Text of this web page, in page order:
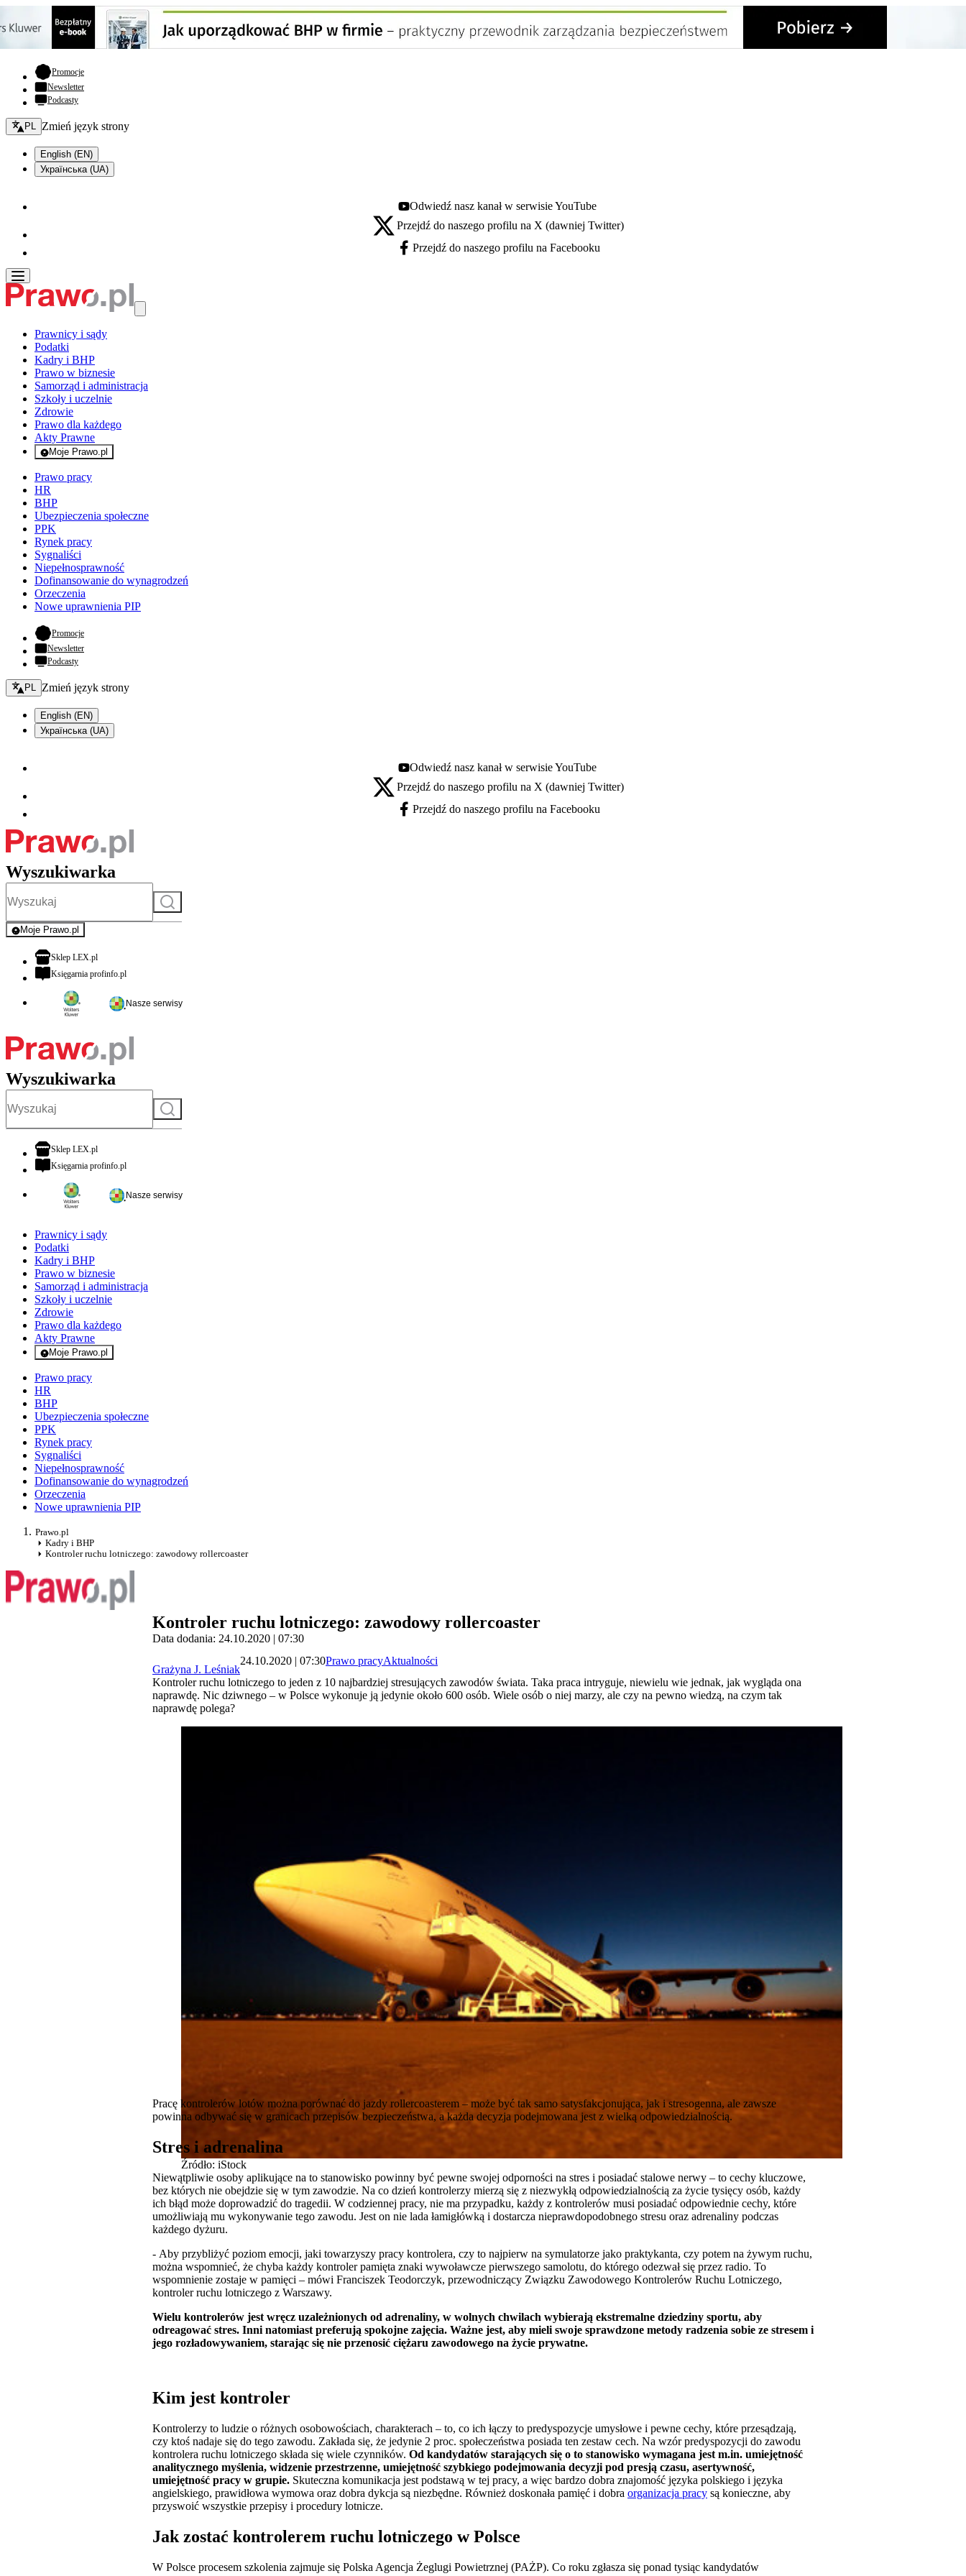
Promocje- otwiera się w nowej karcie
Newsletter
Podcasty
Zmień język - bieżący:
PL Zmień język strony
English (EN)
Українська (UA)
Youtube - otwiera się w nowej karcie
Odwiedź nasz kanał w serwisie YouTube
X - otwiera się w nowej karcie
Przejdź do naszego profilu na X (dawniej Twitter)
Facebook - otwiera się w nowej karcie
Przejdź do naszego profilu na Facebooku
Prawnicy i sądy
Podatki
Kadry i BHP
Prawo w biznesie
Samorząd i administracja
Szkoły i uczelnie
Zdrowie
Prawo dla każdego
Akty Prawne
Moje Prawo.pl
- rejestracja i logowanie do serwisu
Prawo pracy
HR
BHP
Ubezpieczenia społeczne
PPK
Rynek pracy
Sygnaliści
Niepełnosprawność
Dofinansowanie do wynagrodzeń
Orzeczenia
Nowe uprawnienia PIP
Promocje- otwiera się w nowej karcie
Newsletter
Podcasty
Zmień język - bieżący:
PL Zmień język strony
English (EN)
Українська (UA)
Youtube - otwiera się w nowej karcie
Odwiedź nasz kanał w serwisie YouTube
X - otwiera się w nowej karcie
Przejdź do naszego profilu na X (dawniej Twitter)
Facebook - otwiera się w nowej karcie
Przejdź do naszego profilu na Facebooku
Wyszukiwarka
Szukaj
Moje Prawo.pl
- rejestracja i logowanie do serwisu
Sklep LEX.plotwiera się w nowej karcie
Księgarnia profinfo.plotwiera się w nowej karcie
Nasze serwisy
Wyszukiwarka
Szukaj
Sklep LEX.plotwiera się w nowej karcie
Księgarnia profinfo.plotwiera się w nowej karcie
Nasze serwisy
Prawnicy i sądy
Podatki
Kadry i BHP
Prawo w biznesie
Samorząd i administracja
Szkoły i uczelnie
Zdrowie
Prawo dla każdego
Akty Prawne
Moje Prawo.pl
- rejestracja i logowanie do serwisu
Prawo pracy
HR
BHP
Ubezpieczenia społeczne
PPK
Rynek pracy
Sygnaliści
Niepełnosprawność
Dofinansowanie do wynagrodzeń
Orzeczenia
Nowe uprawnienia PIP
Prawo.pl
Kadry i BHP
Kontroler ruchu lotniczego: zawodowy rollercoaster
Kontroler ruchu lotniczego: zawodowy rollercoaster
Data dodania: 24.10.2020 | 07:30
Grażyna J. Leśniak
24.10.2020 | 07:30Prawo pracyAktualności
Kontroler ruchu lotniczego to jeden z 10 najbardziej stresujących zawodów świata. Taka praca intryguje, niewielu wie jednak, jak wygląda ona
naprawdę. Nic dziwnego – w Polsce wykonuje ją jedynie około 600 osób. Wiele osób o niej marzy, ale czy na pewno wiedzą, na czym tak
naprawdę polega?
Źródło: iStock
Pracę kontrolerów lotów można porównać do jazdy rollercoasterem – może być tak samo satysfakcjonująca, jak i stresogenna, ale zawsze
powinna odbywać się w granicach przepisów bezpieczeństwa, a każda decyzja podejmowana jest z wielką odpowiedzialnością.
Stres i adrenalina
Niewątpliwie osoby aplikujące na to stanowisko powinny być pewne swojej odporności na stres i posiadać stalowe nerwy – to cechy kluczowe,
bez których nie obejdzie się w tym zawodzie. Na co dzień kontrolerzy mierzą się z niezwykłą odpowiedzialnością za życie tysięcy osób, każdy
ich błąd może doprowadzić do tragedii. W codziennej pracy, nie ma przypadku, każdy z kontrolerów musi posiadać odpowiednie cechy, które
umożliwiają mu wykonywanie tego zawodu. Jest on nie lada łamigłówką i dostarcza nieprawdopodobnego stresu oraz adrenaliny podczas
każdego dyżuru.
- Aby przybliżyć poziom emocji, jaki towarzyszy pracy kontrolera, czy to najpierw na symulatorze jako praktykanta, czy potem na żywym ruchu,
można wspomnieć, że chyba każdy kontroler pamięta znaki wywoławcze pierwszego samolotu, do którego odezwał się przez radio. To
wspomnienie zostaje w pamięci – mówi Franciszek Teodorczyk, przewodniczący Związku Zawodowego Kontrolerów Ruchu Lotniczego,
kontroler ruchu lotniczego z Warszawy.
Wielu kontrolerów jest wręcz uzależnionych od adrenaliny, w wolnych chwilach wybierają ekstremalne dziedziny sportu, aby
odreagować stres. Inni natomiast preferują spokojne zajęcia. Ważne jest, aby mieli swoje sprawdzone metody radzenia sobie ze stresem i
jego rozładowywaniem, starając się nie przenosić ciężaru zawodowego na życie prywatne.
Kim jest kontroler
Kontrolerzy to ludzie o różnych osobowościach, charakterach – to, co ich łączy to predyspozycje umysłowe i pewne cechy, które przesądzają,
czy ktoś nadaje się do tego zawodu. Zakłada się, że jedynie 2 proc. społeczeństwa posiada ten zestaw cech. Na wzór predyspozycji do zawodu
kontrolera ruchu lotniczego składa się wiele czynników. Od kandydatów starających się o to stanowisko wymagana jest m.in. umiejętność
analitycznego myślenia, widzenie przestrzenne, umiejętność szybkiego podejmowania decyzji pod presją czasu, asertywność,
umiejętność pracy w grupie. Skuteczna komunikacja jest podstawą w tej pracy, a więc bardzo dobra znajomość języka polskiego i języka
angielskiego, prawidłowa wymowa oraz dobra dykcja są niezbędne. Również doskonała pamięć i dobra organizacja pracy są konieczne, aby
przyswoić wszystkie przepisy i procedury lotnicze.
Jak zostać kontrolerem ruchu lotniczego w Polsce
W Polsce procesem szkolenia zajmuje się Polska Agencja Żeglugi Powietrznej (PAŻP). Co roku zgłasza się ponad tysiąc kandydatów